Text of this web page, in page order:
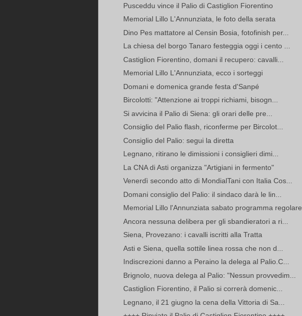
Pusceddu vince il Palio di Castiglion Fiorentino
Memorial Lillo L'Annunziata, le foto della serata
Dino Pes mattatore al Censin Bosia, fotofinish per...
La chiesa del borgo Tanaro festeggia oggi i cento ...
Castiglion Fiorentino, domani il recupero: cavalli...
Memorial Lillo L'Annunziata, ecco i sorteggi
Domani e domenica grande festa d'Sanpé
Bircolotti: "Attenzione ai troppi richiami, bisogn...
Si avvicina il Palio di Siena: gli orari delle pre...
Consiglio del Palio flash, riconferme per Bircolot...
Consiglio del Palio: segui la diretta
Legnano, ritirano le dimissioni i consiglieri dimi...
La CNA di Asti organizza "Artigiani in fermento"
Venerdì secondo atto di MondialTani con Italia Cos...
Domani consiglio del Palio: il sindaco darà le lin...
Memorial Lillo l'Annunziata sabato programma regolare
Ancora nessuna delibera per gli sbandieratori a ri...
Siena, Provezano: i cavalli iscritti alla Tratta
Asti e Siena, quella sottile linea rossa che non d...
Indiscrezioni danno a Peraino la delega al Palio.C...
Brignolo, nuova delega al Palio: "Nessun provvedim...
Castiglion Fiorentino, il Palio si correrà domenic...
Legnano, il 21 giugno la cena della Vittoria di Sa...